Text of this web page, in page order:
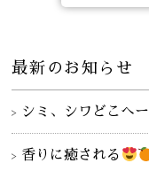
最新のお知らせ
シミ、シワどこへー
香りに癒される